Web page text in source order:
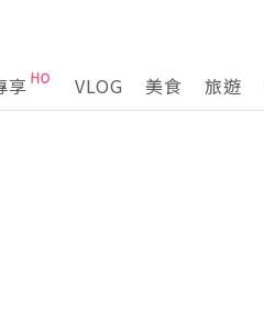
享 VLOG 美食 旅遊